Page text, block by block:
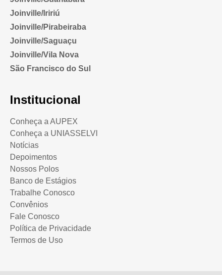
Joinville/Iririú
Joinville/Pirabeiraba
Joinville/Saguaçu
Joinville/Vila Nova
São Francisco do Sul
Institucional
Conheça a AUPEX
Conheça a UNIASSELVI
Notícias
Depoimentos
Nossos Polos
Banco de Estágios
Trabalhe Conosco
Convênios
Fale Conosco
Política de Privacidade
Termos de Uso